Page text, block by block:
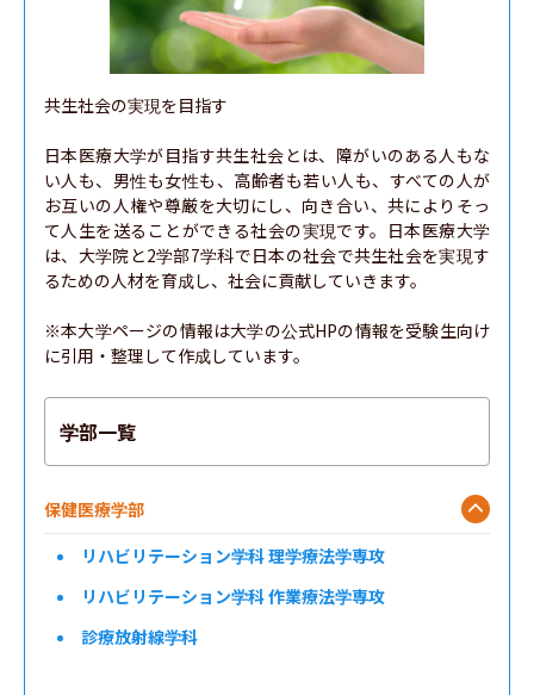
共生社会の実現を目指す
日本医療大学が目指す共生社会とは、障がいのある人もな
い人も、男性も女性も、高齢者も若い人も、すべての人が
お互いの人権や尊厳を大切にし、向き合い、共によりそっ
て人生を送ることができる社会の実現です。日本医療大学
は、大学院と2学部7学科で日本の社会で共生社会を実現す
るための人材を育成し、社会に貢献していきます。
※本大学ページの情報は大学の公式HPの情報を受験生向け
に引用・整理して作成しています。
学部一覧
保健医療学部
リハビリテーション学科 理学療法学専攻
リハビリテーション学科 作業療法学専攻
診療放射線学科